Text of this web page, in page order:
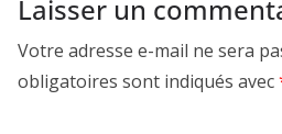
Laisser un
Votre adresse e-mail ne sera
obligatoires sont indiqués avec